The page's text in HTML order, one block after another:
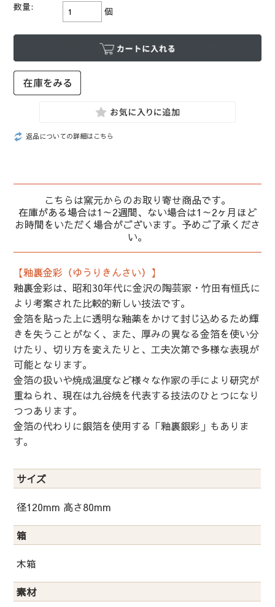
数量: 個
返品についての詳細はこちら
こちらは窯元からのお取り寄せ商品です。
在庫がある場合は1～2週間、ない場合は1～2ヶ月ほど
お時間をいただく場合がございます。予めご了承くださ
い。
【釉裏金彩（ゆうりきんさい）】
釉裏金彩は、昭和30年代に金沢の陶芸家・竹田有恒氏に
より考案された比較的新しい技法です。
金箔を貼った上に透明な釉薬をかけて封じ込めるため輝
きを失うことがなく、また、厚みの異なる金箔を使い分
けたり、切り方を変えたりと、工夫次第で多様な表現が
可能となります。
金箔の扱いや焼成温度など様々な作家の手により研究が
重ねられ、現在は九谷焼を代表する技法のひとつになり
つつあります。
金箔の代わりに銀箔を使用する「釉裏銀彩」もありま
す。
サイズ
径120mm 高さ80mm
箱
木箱
素材